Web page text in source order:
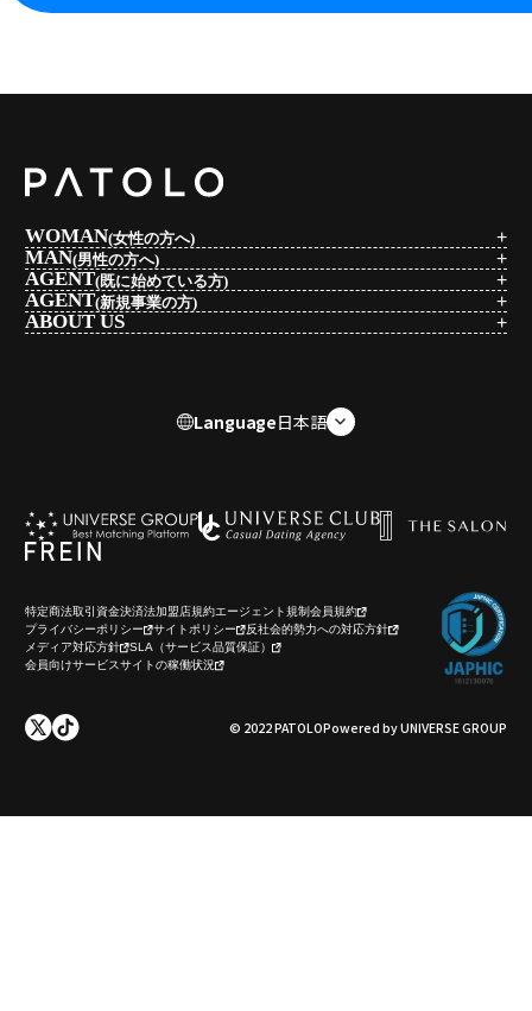
WOMAN(女性の方へ)
MAN(男性の方へ)
AGENT(既に始めている方)
AGENT(新規事業の方)
ABOUT US
Language日本語
特定商法取引 資金決済法加盟店規約エージェント規制会員規約
プライバシーポリシー
サイトポリシー
反社会的勢力への対応方針
メディア対応方針
SLA（サービス品質保証）
会員向けサービスサイトの稼働状況
© 2022 PATOLOPowered by UNIVERSE GROUP